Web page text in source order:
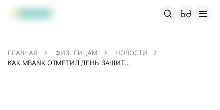
Продукты MBANK
ГЛАВНАЯ ФИЗ. ЛИЦАМ
НОВОСТИ
КАК MBANK ОТМЕТИЛ ДЕНЬ ЗАЩИТЫ ДЕТЕЙ В КЫРГЫЗСТАНЕ